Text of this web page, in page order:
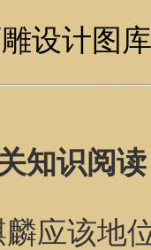
设计图库
知识阅
应该地